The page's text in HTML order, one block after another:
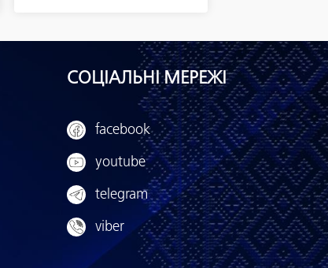
СОЦІАЛЬНІ МЕРЕЖІ
facebook
youtube
telegram
viber